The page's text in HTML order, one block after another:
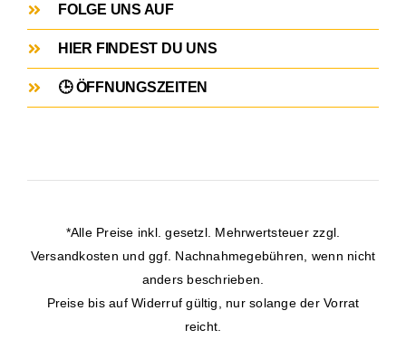
FOLGE UNS AUF
HIER FINDEST DU UNS
🕒 ÖFFNUNGSZEITEN
*Alle Preise inkl. gesetzl. Mehrwertsteuer zzgl.
Versandkosten und ggf. Nachnahmegebühren, wenn nicht
anders beschrieben.
Preise bis auf Widerruf gültig, nur solange der Vorrat
reicht.